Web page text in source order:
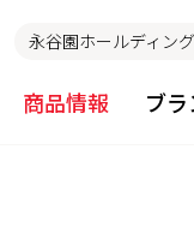
永谷園ホールディン
商品情報 ブ